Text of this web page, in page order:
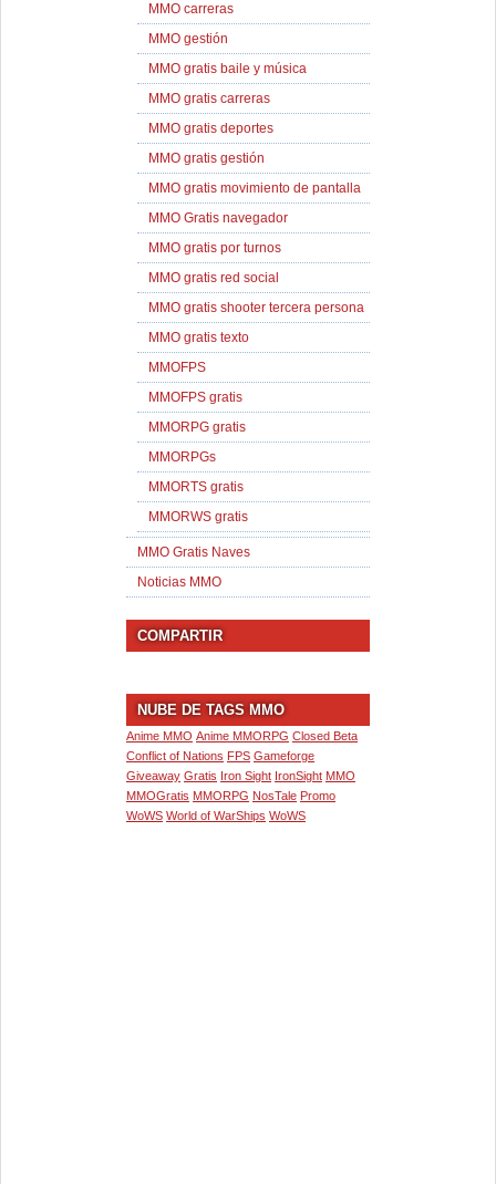
MMO carreras
MMO gestión
MMO gratis baile y música
MMO gratis carreras
MMO gratis deportes
MMO gratis gestión
MMO gratis movimiento de pantalla
MMO Gratis navegador
MMO gratis por turnos
MMO gratis red social
MMO gratis shooter tercera persona
MMO gratis texto
MMOFPS
MMOFPS gratis
MMORPG gratis
MMORPGs
MMORTS gratis
MMORWS gratis
MMO Gratis Naves
Noticias MMO
COMPARTIR
NUBE DE TAGS MMO
Anime MMO Anime MMORPG Closed Beta
Conflict of Nations FPS Gameforge
Giveaway Gratis Iron Sight IronSight MMO
MMOGratis MMORPG NosTale Promo
WoWS World of WarShips WoWS